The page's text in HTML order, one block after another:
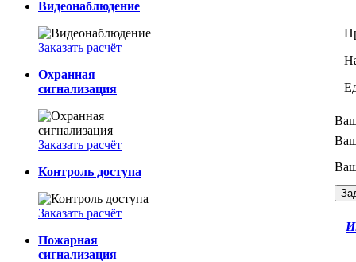
Видеонаблюдение
Заказать расчёт
Охранная
сигнализация
Заказать расчёт
Контроль доступа
Заказать расчёт
Пожарная
сигнализация